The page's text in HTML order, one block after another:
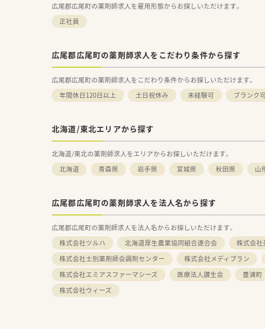
広尾郡広尾町の薬剤師求人を雇用形態からお探しいただけます。
正社員
広尾郡広尾町の薬剤師求人をこだわり条件から探す
広尾郡広尾町の薬剤師求人をこだわり条件からお探しいただけます。
年間休日120日以上
土日祝休み 未経験可 ブランク
北海道/東北エリアから探す
北海道/東北の薬剤師求人をエリアからお探しいただけます。
北海道
青森県 岩手県 宮城県 秋田県 山
広尾郡広尾町の薬剤師求人を法人名から探す
広尾郡広尾町の薬剤師求人を法人名からお探しいただけます。
株式会社ツルハ
北海道厚生農業協同組合連合会 株式会社
株式会社士別薬剤師会調剤センター
株式会社メディプラン
株式会社エミアスファーマシーズ
医療法人讃生会 豊浦町
株式会社ウィーズ